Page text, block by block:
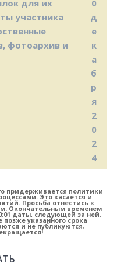
для их
участника
фотоархив и
0
д
е
к
а
б
р
я
2
0
2
4
придерживается политики
Это касается и
Просьба отнестись к
Окончательным временем
даты, следующей за ней.
указанного срока
и не публикуются,